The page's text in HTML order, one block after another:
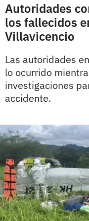
Autoridades
los fallecidos
Villavicencio
Las autoridades
lo ocurrido
investigaciones
accidente.